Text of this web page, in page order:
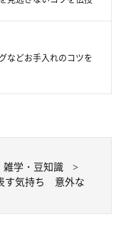
などお手入れのコツを
雑学・豆知識
す気持ち 意外な